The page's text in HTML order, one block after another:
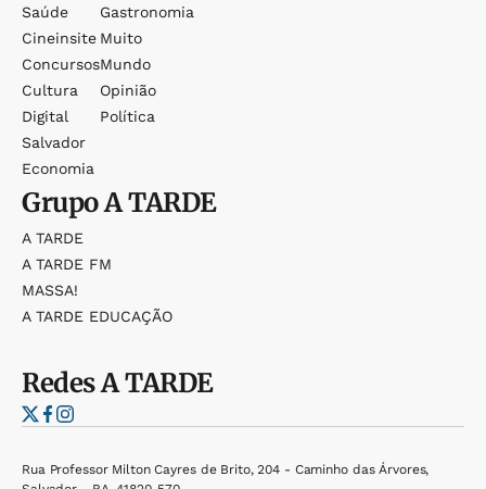
Saúde
Cineinsite
Concursos
Cultura
Digital
Salvador
Economia
Gastronomia
Muito
Mundo
Opinião
Política
GrupoA TARDE
A TARDE
A TARDE FM
MASSA!
A TARDE EDUCAÇÃO
RedesA TARDE
Rua Professor Milton Cayres de Brito, 204 - Caminho das Árvores,